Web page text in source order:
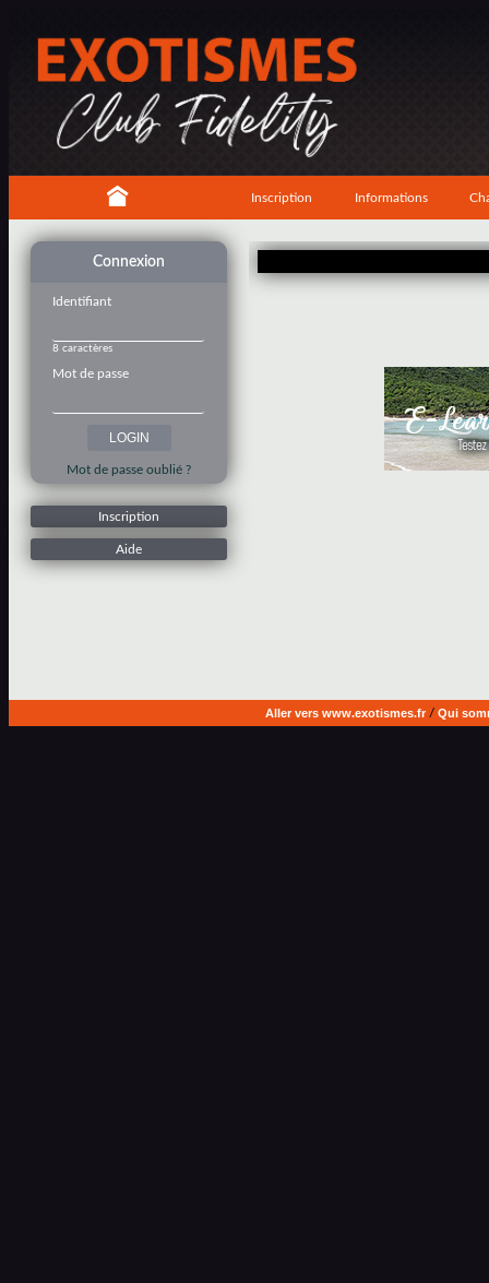
Inscription Informations
Connexion
Identifiant
8 caractères
Mot de passe
Mot de passe oublié ?
Inscription
Aide
Aller vers www.exotismes.fr/ Qui